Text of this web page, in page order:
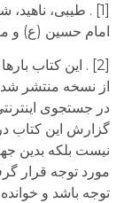
[1] . طیبی،
امام حسین (ع) و
[2] . این کتاب
در جستجوی
گزارش این کتاب در
نیست بلکه بدین
مورد توجه قرار
توجه باشد و